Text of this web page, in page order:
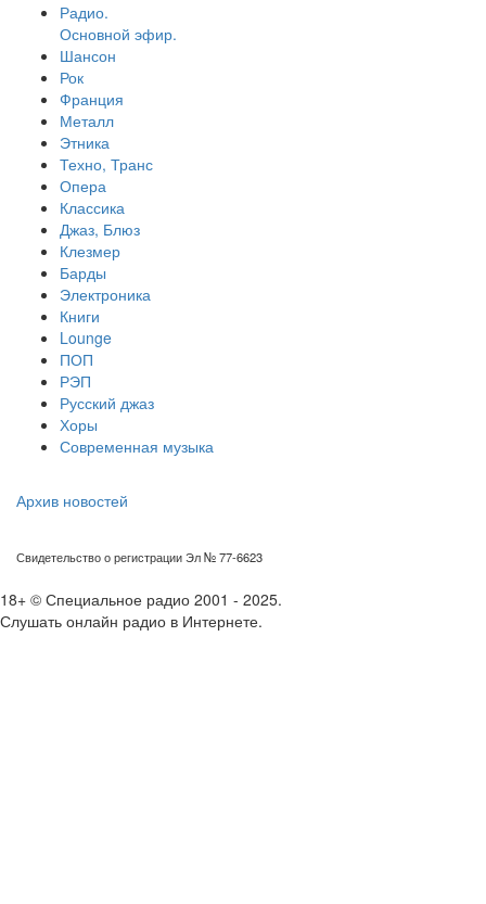
Радио.
Основной эфир.
Шансон
Рок
Франция
Металл
Этника
Техно, Транс
Опера
Классика
Джаз, Блюз
Клезмер
Барды
Электроника
Книги
Lounge
ПОП
РЭП
Русский джаз
Хоры
Современная музыка
Архив новостей
Свидетельство о регистрации Эл № 77-6623
18+ © Специальное радио 2001 - 2025.
Слушать онлайн радио в Интернете.